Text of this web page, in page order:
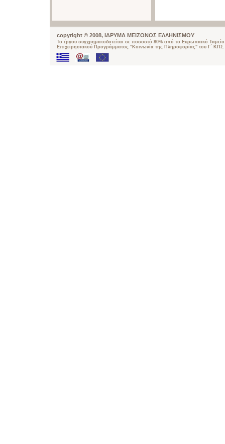
copyright © 2008, ΙΔΡΥΜΑ ΜΕΙΖΟΝΟΣ ΕΛΛΗΝΙΣΜΟΥ
Το έργου συγχρηματοδοτείται σε ποσοστό 80% από το Ευρωπαϊκό
Επιχειρησιακού Προγράμματος "Κοινωνία της Πληροφορίας" του Γ΄ ΚΠΣ.